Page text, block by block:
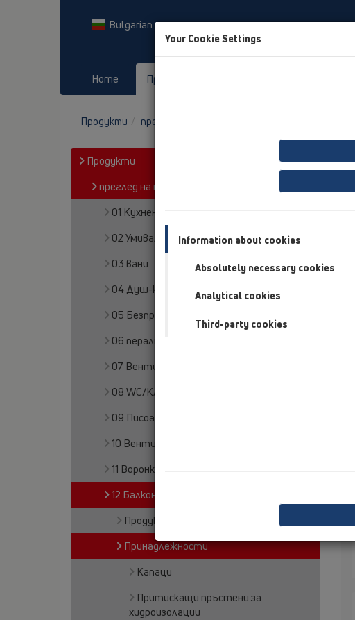
Bulgarian
Home Продукти
Продукти преглед на продукта
Продукти
преглед на продукта
01 Кухненски сифони
02 Умивалници в баня
03 вани
04 Душ-кабини
05 Безпрагови душ кабини
06 перални или съдомиячни машини
07 Вентилация и климатизация
08 WC/Клозети
09 Писоари
10 Вентилационни клапи
11 Воронки
12 Балкони и тераси
Продукти
Принадлежности
Капаци
Притискащи пръстени за
хидроизолации
Your Cookie Settings
Information about cookies
Absolutely necessary cookies
Analytical cookies
Third-party cookies